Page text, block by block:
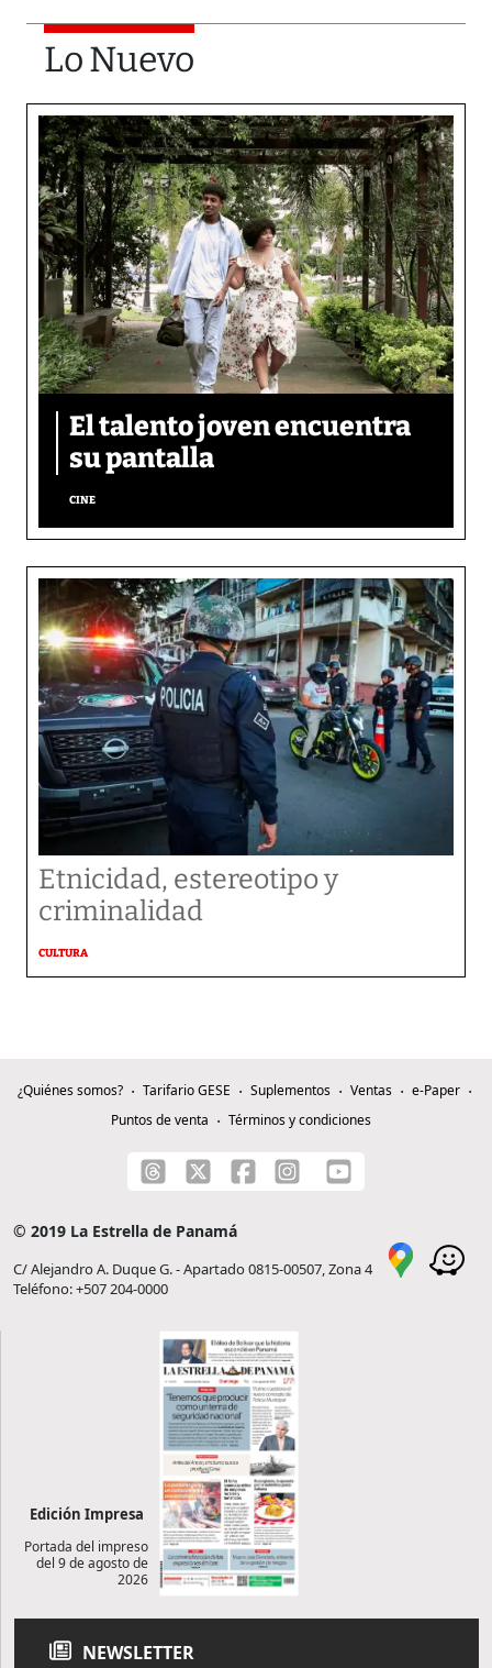
Lo Nuevo
El talento joven encuentra
su pantalla​
CINE
Etnicidad, estereotipo y
criminalidad
CULTURA
¿Quiénes somos? Tarifario GESE Suplementos Ventas
e-Paper
Puntos de venta
Términos y condiciones
© 2019 La Estrella de Panamá
C/ Alejandro A. Duque G. - Apartado 0815-00507, Zona 4
Teléfono: +507 204-0000
Edición Impresa
Portada del impreso
del 9 de agosto de
2026
NEWSLETTER